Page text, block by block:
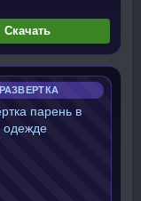
Скачать
РАЗВЕРТКА